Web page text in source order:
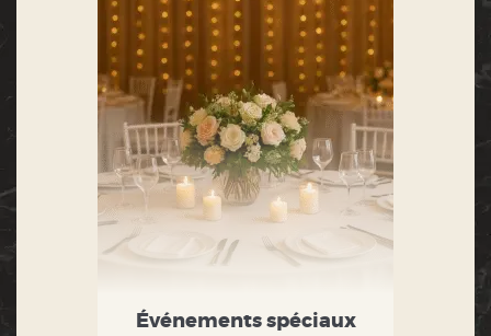
Événements spéciaux